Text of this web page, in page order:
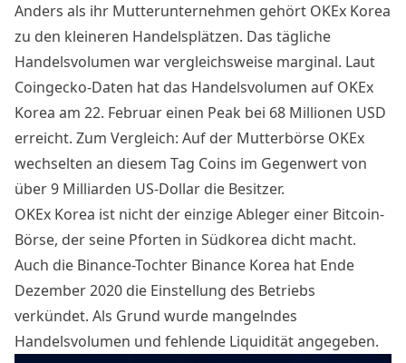
Anders als ihr Mutterunternehmen gehört OKEx Korea
zu den kleineren Handelsplätzen. Das tägliche
Handelsvolumen war vergleichsweise marginal. Laut
Coingecko-Daten hat das Handelsvolumen auf OKEx
Korea am 22. Februar einen Peak bei 68 Millionen USD
erreicht. Zum Vergleich: Auf der Mutterbörse OKEx
wechselten an diesem Tag Coins im Gegenwert von
über 9 Milliarden US-Dollar die Besitzer.
OKEx Korea ist nicht der einzige Ableger einer Bitcoin-
Börse, der seine Pforten in Südkorea dicht macht.
Auch die Binance-Tochter Binance Korea hat Ende
Dezember 2020 die Einstellung des Betriebs
verkündet. Als Grund wurde mangelndes
Handelsvolumen und fehlende Liquidität angegeben.